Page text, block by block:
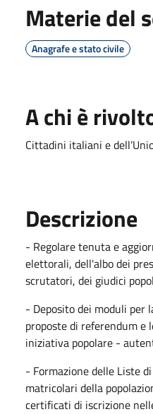
Materie del
Anagrafe e stato civile
A chi è
Cittadini italiani e
Descrizione
- Regolare tenuta e
elettorali, dell'albo dei
scrutatori, dei giudici
- Deposito dei moduli per
proposte di referendum e
iniziativa popolare -
- Formazione delle Liste
matricolari della
certificati di iscrizione